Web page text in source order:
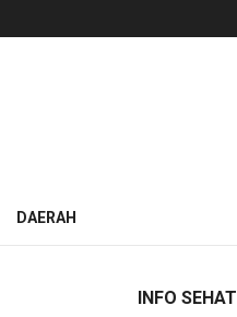
DAERAH
INFO SEHAT